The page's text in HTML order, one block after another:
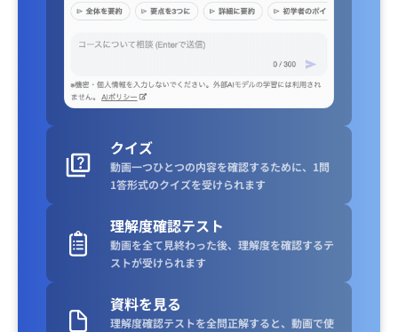
クイズ
動画一つひとつの内容を確認するために、1問
1答形式のクイズを受けられます
理解度確認テスト
動画を全て見終わった後、理解度を確認するテ
ストが受けられます
資料を見る
理解度確認テストを全問正解すると、動画で使